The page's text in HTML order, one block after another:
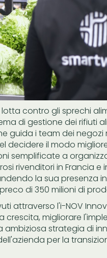
contro gli sprechi
di gestione dei rifiuti
guida i team dei negozi
il modo
semplificate a
rivenditori in Francia e
la sua presenza in
di 350 milioni di
attraverso l'i-NOV
migliorare
strategia di
per la